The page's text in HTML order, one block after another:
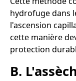
hydrofuge dans
l'ascension
cette manière
protection
B.